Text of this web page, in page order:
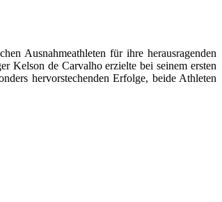
Ausnahmeathleten für ihre herausragenden
Kelson de Carvalho erzielte bei seinem ersten
hervorstechenden Erfolge, beide Athleten